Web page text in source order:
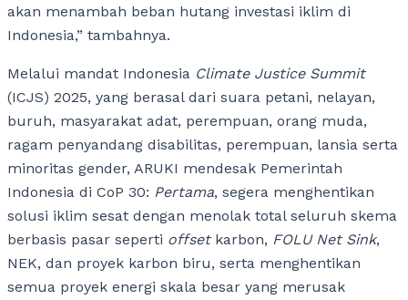
akan menambah beban hutang investasi iklim di
Indonesia,” tambahnya.
Melalui mandat Indonesia Climate Justice Summit
(ICJS) 2025, yang berasal dari suara petani, nelayan,
buruh, masyarakat adat, perempuan, orang muda,
ragam penyandang disabilitas, perempuan, lansia serta
minoritas gender, ARUKI mendesak Pemerintah
Indonesia di CoP 30: Pertama, segera menghentikan
solusi iklim sesat dengan menolak total seluruh skema
berbasis pasar seperti offsetkarbon, FOLU Net Sink,
NEK, dan proyek karbon biru, serta menghentikan
semua proyek energi skala besar yang merusak